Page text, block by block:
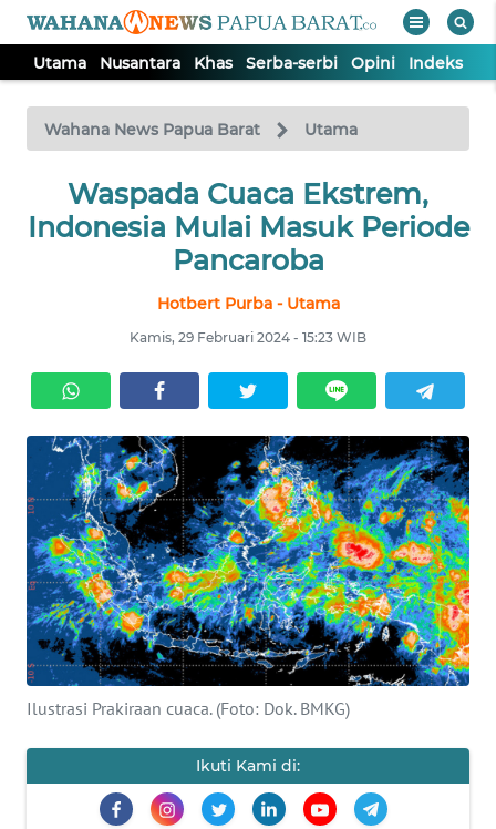
Utama Nusantara Khas Serba-serbi Opini Indeks
Wahana News Papua Barat Utama
Waspada Cuaca Ekstrem,
Indonesia Mulai Masuk Periode
Pancaroba
Hotbert Purba - Utama
Kamis, 29 Februari 2024 - 15:23 WIB
Ilustrasi Prakiraan cuaca. (Foto: Dok. BMKG)
Ikuti Kami di:
TV
Tutup
UTAMA
SERBA-
SERBI
OPINI
Informasi
INDEKS
BERITA
KONTAK
KAMI